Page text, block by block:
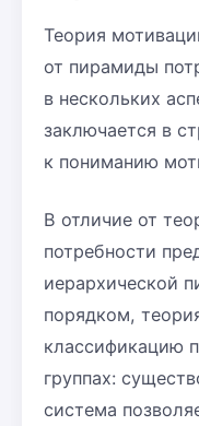
Теория
от пирамиды
в нескольких
заключается в
к пониманию
В отличие от
потребности
иерархической
порядком,
классификацию
группах:
система